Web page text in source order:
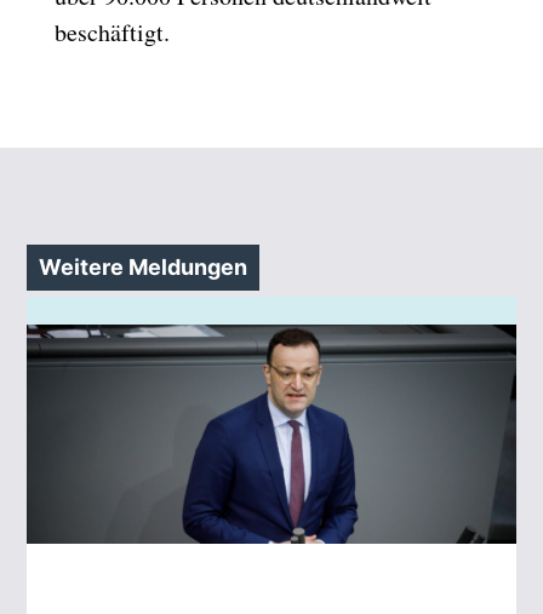
beschäftigt.
Weitere Meldungen